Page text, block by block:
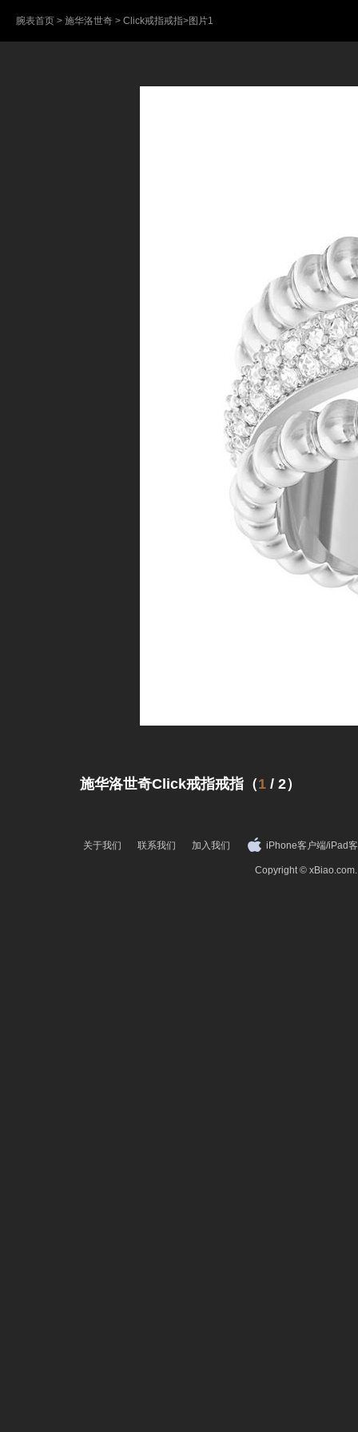
腕表首页 > 施华洛世奇 > Click戒指戒指>图片1
施华洛世奇Click戒指戒指（1 / 2）
关于我们 联系我们 加入我们 iPhone客户端/iPad
Copyright ©